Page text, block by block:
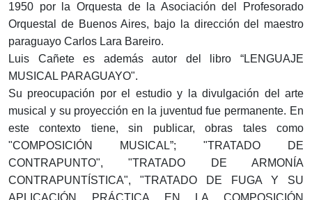
1950 por la Orquesta de la Asociación del Profesorado
Orquestal de Buenos Aires, bajo la dirección del maestro
paraguayo Carlos Lara Bareiro.
Luis Cañete es además autor del libro “LENGUAJE
MUSICAL PARAGUAYO".
Su preocupación por el estudio y la divulgación del arte
musical y su proyección en la juventud fue permanente. En
este contexto tiene, sin publicar, obras tales como
"COMPOSICIÓN MUSICAL”; "TRATADO DE
CONTRAPUNTO", "TRATADO DE ARMONÍA
CONTRAPUNTÍSTICA", "TRATADO DE FUGA Y SU
APLICACIÓN PRÁCTICA EN LA COMPOSICIÓN